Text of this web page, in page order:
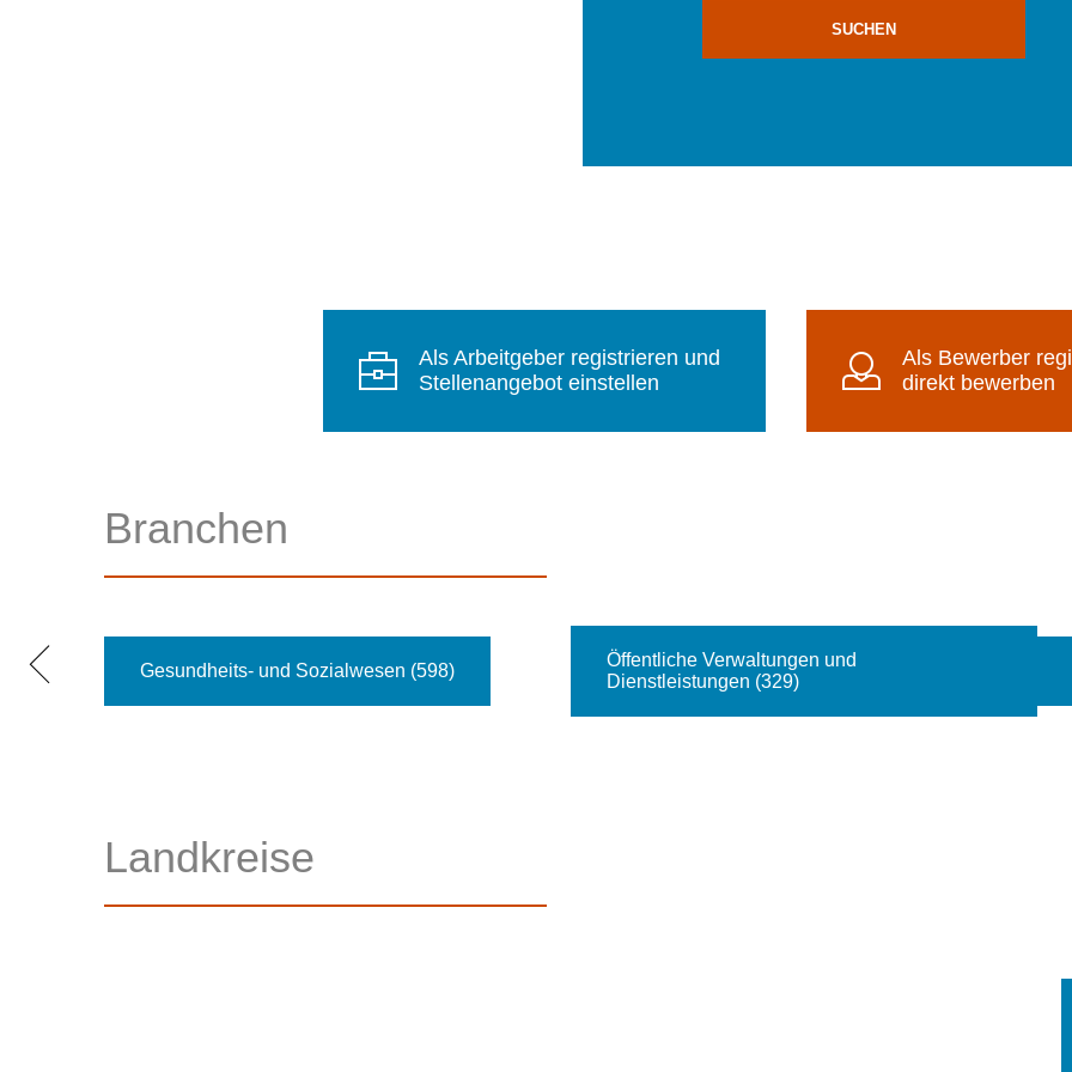
SUCHEN
Als Arbeitgeber registrieren und
Stellenangebot einstellen
Als Bewerber
direkt bewerben
Branchen
Gesundheits- und Sozialwesen (598)
Öffentliche Verwaltungen und
Dienstleistungen (329)
Landkreise